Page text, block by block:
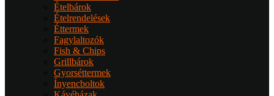
Ételbárok
Ételrendelések
Éttermek
Fagylaltozók
Fish & Chips
Grillbárok
Gyorséttermek
Ínyencboltok